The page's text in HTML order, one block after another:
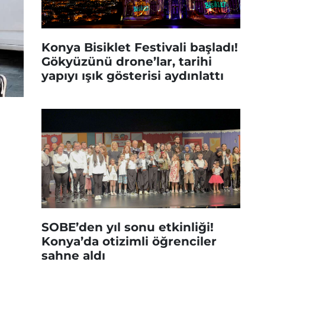
Konya Bisiklet Festivali başladı!
Gökyüzünü drone’lar, tarihi
yapıyı ışık gösterisi aydınlattı
SOBE’den yıl sonu etkinliği!
Konya’da otizimli öğrenciler
sahne aldı